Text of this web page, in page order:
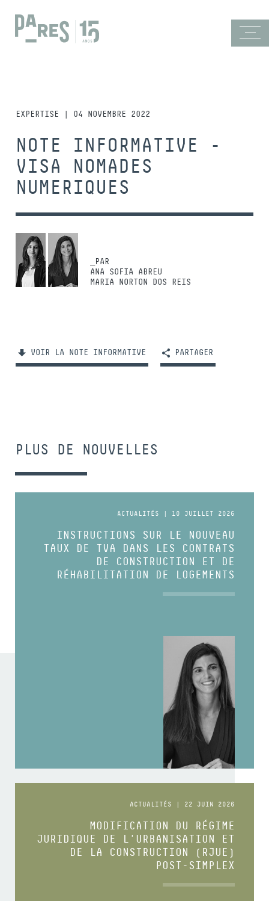
EXPERTISE | 04 NOVEMBRE 2022
NOTE INFORMATIVE -
VISA NOMADES
NUMERIQUES
_PAR
ANA SOFIA ABREU
MARIA NORTON DOS REIS
VOIR LA NOTE INFORMATIVE PARTAGER
PLUS DE NOUVELLES
ACTUALITÉS | 10 JUILLET 2026
INSTRUCTIONS SUR LE NOUVEAU
TAUX DE TVA DANS LES CONTRATS
DE CONSTRUCTION ET DE
RÉHABILITATION DE LOGEMENTS
ACTUALITÉS | 22 JUIN 2026
MODIFICATION DU RÉGIME
JURIDIQUE DE L'URBANISATION ET
DE LA CONSTRUCTION (RJUE)
POST-SIMPLEX